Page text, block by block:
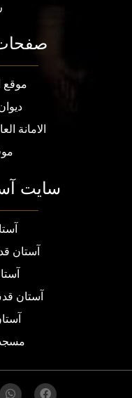
موقع
الامانة
سایت
آستان
آستان